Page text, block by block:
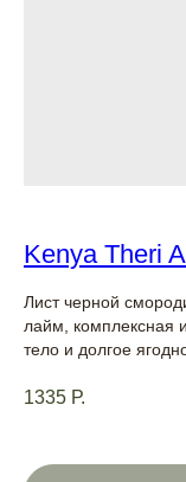
Kenya Theri
Лист черной
лайм, комплексная
тело и долгое
1335 Р.